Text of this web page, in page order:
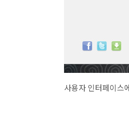
사용자 인터페이스